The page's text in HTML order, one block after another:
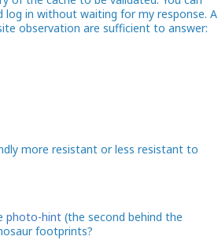
log in without waiting for my response. A
observation are sufficient to answer:
more resistant or less resistant to
photo-hint (the second behind the
footprints?